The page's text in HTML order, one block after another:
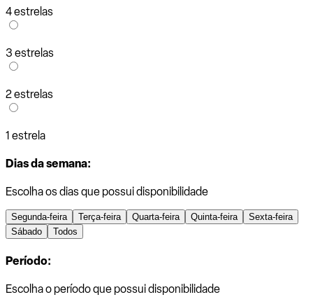
4 estrelas
3 estrelas
2 estrelas
1 estrela
Dias da semana:
Escolha os dias que possui disponibilidade
Segunda-feira Terça-feira Quarta-feira Quinta-feira
Sexta-feira
Sábado
Todos
Período:
Escolha o período que possui disponibilidade